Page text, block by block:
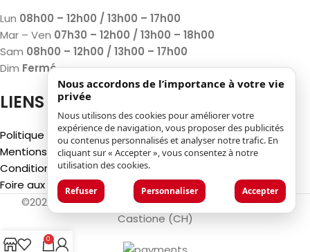
Lun 08h00 – 12h00 / 13h00 – 17h00
Mar – Ven 07h30 – 12h00 / 13h00 – 18h00
Sam 08h00 – 12h00 / 13h00 – 17h00
Dim Fermé
LIENS
Politique de confidentialité
Mentions légales
Conditions générales d'utilisation
Foire aux questions (FAQ)
©2025 Luca Castelli SA- Via San Gottardo 28 - 6532
Castione (CH)
0
Nous accordons de l’importance à votre vie
privée
Nous utilisons des cookies pour améliorer votre
expérience de navigation, vous proposer des publicités
ou contenus personnalisés et analyser notre trafic. En
cliquant sur « Accepter », vous consentez à notre
utilisation des cookies.
Refuser Personnaliser Accepter